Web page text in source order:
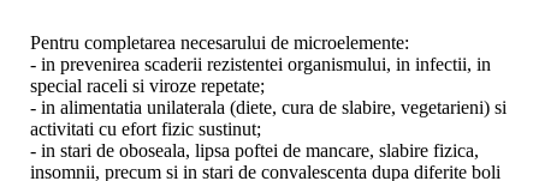
Pentru completarea necesarului de microelemente:
- in prevenirea scaderii rezistentei organismului, in infectii, in
special raceli si viroze repetate;
- in alimentatia unilaterala (diete, cura de slabire, vegetarieni) si
activitati cu efort fizic sustinut;
- in stari de oboseala, lipsa poftei de mancare, slabire fizica,
insomnii, precum si in stari de convalescenta dupa diferite boli